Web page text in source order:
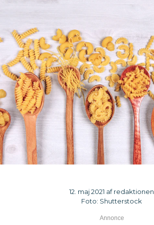
12. maj 2021 af redaktionen
Foto: Shutterstock